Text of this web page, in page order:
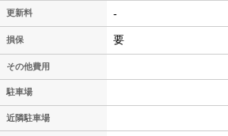
更新料 -
損保 要
その他費用
駐車場
近隣駐車場